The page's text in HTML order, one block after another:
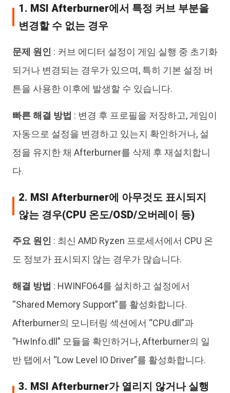
1. MSI Afterburner에서 특정 커브 부분을
변경할 수 없는 경우
문제 원인 : 커브 에디터 설정이 게임 실행 중 초기화
되거나 변경되는 경우가 있으며, 특히 기본 설정 버
튼을 사용한 이후에 발생할 수 있습니다.
빠른 해결 방법 : 변경 후 프로필을 저장하고, 게임이
자동으로 설정을 변경하고 있는지 확인하거나, 설
정을 유지한 채 Afterburner를 삭제 후 재설치합니
다.
2. MSI Afterburner에 아무것도 표시되지
않는 경우(CPU 온도/OSD/오버레이 등)
주요 원인 : 최신 AMD Ryzen 프로세서에서 CPU 온
도 정보가 표시되지 않는 경우가 많습니다.
해결 방법 : HWINFO64를 설치하고 설정에서
“Shared Memory Support”를 활성화합니다.
Afterburner의 모니터링 섹션에서 “CPU.dll”과
“HwInfo.dll” 모듈을 확인하거나, Afterburner의 일
반 탭에서 “Low Level IO Driver”를 활성화합니다.
3. MSI Afterburner가 열리지 않거나 실행